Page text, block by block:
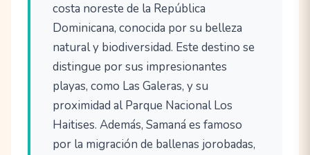
costa noreste de la República
Dominicana, conocida por su belleza
natural y biodiversidad. Este destino se
distingue por sus impresionantes
playas, como Las Galeras, y su
proximidad al Parque Nacional Los
Haitises. Además, Samaná es famoso
por la migración de ballenas jorobadas,